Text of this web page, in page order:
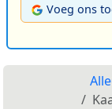
Voeg ons